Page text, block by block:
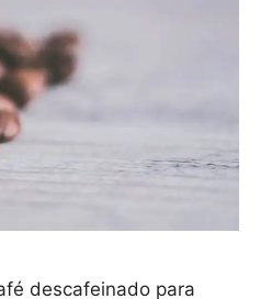
descafeinado para